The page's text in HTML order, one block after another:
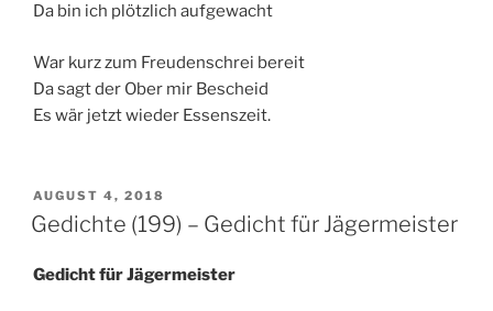
Da bin ich plötzlich aufgewacht
War kurz zum Freudenschrei bereit
Da sagt der Ober mir Bescheid
Es wär jetzt wieder Essenszeit.
VERÖFFENTLICHT
AM
AUGUST 4, 2018
Gedichte (199) – Gedicht für Jägermeister
Gedicht für Jägermeister